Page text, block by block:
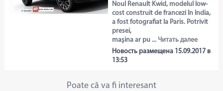
Noul Renault Kwid, modelul low-
cost construit de francezi în India,
a fost fotografiat la Paris. Potrivit
presei,
maşina ar pu ... Читать далее
Новость размещена 15.09.2017 в
13:53
Poate că va fi interesant